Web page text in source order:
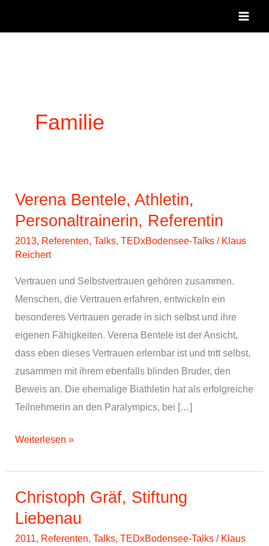
Familie
Verena Bentele, Athletin,
Personaltrainerin, Referentin
2013, Referenten,Talks,TEDxBodensee-Talks / Klaus
Reichert
Vertrauen und Selbstvertrauen gehören zusammen.
Menschen, die Vertrauen erfahren, entwickeln ein
besonderes Vertrauen gerade in sich selbst und ihre
eigenen Fähigkeiten. Verena Bentele ist der Ansicht,
dass eben dieses Vertrauen erlernbar ist und tritt selbst,
zusammen mit ihrem ebenfalls blinden Bruder, den
Beweis an. Die ehemalige Biathletin hat als erfolgreiche
Teilnehmerin an den Paralympics, bei […]
Verena
Athletin,
Personaltrainerin,
Referentin
Weiterlesen »
Christoph Gräf, Stiftung
Liebenau
2011, Referenten,Talks,TEDxBodensee-Talks / Klaus